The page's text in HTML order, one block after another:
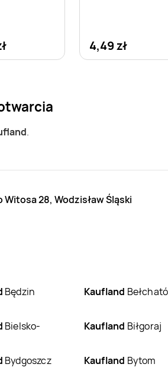
4,49 zł
.
28, Wodzisław Śląski
Będzin Kaufland
Bielsko-
Kaufland Biłgoraj
Bydgoszcz Kaufland Bytom